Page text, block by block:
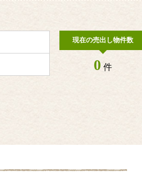
現在の売出し物件数
0 件